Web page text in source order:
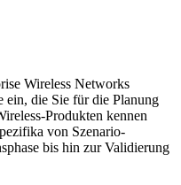
Wireless Networks
die Sie für die Planung
Produkten kennen
von Szenario-
bis hin zur Validierung